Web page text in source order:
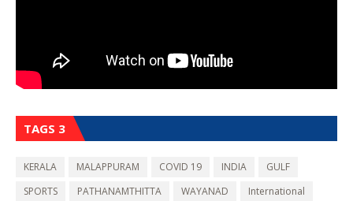
TAGS 3
KERALA MALAPPURAM COVID 19 INDIA
GULF
SPORTS
PATHANAMTHITTA WAYANAD
International